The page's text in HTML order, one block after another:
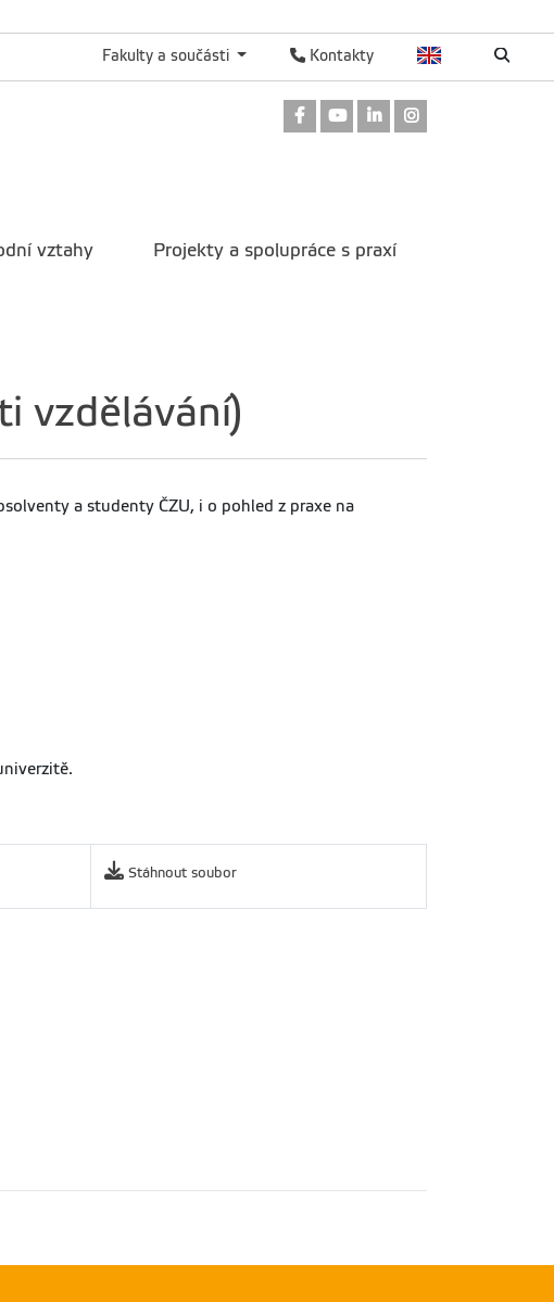
Kontakty
Fakulty a součásti
Odkaz na Facebook
Odkaz na Youtube
Odkaz na LinkedIn
vztahy Projekty a spolupráce s praxí
vzdělávání)
a studenty ČZU, i o pohled z praxe na
Stáhnout soubor